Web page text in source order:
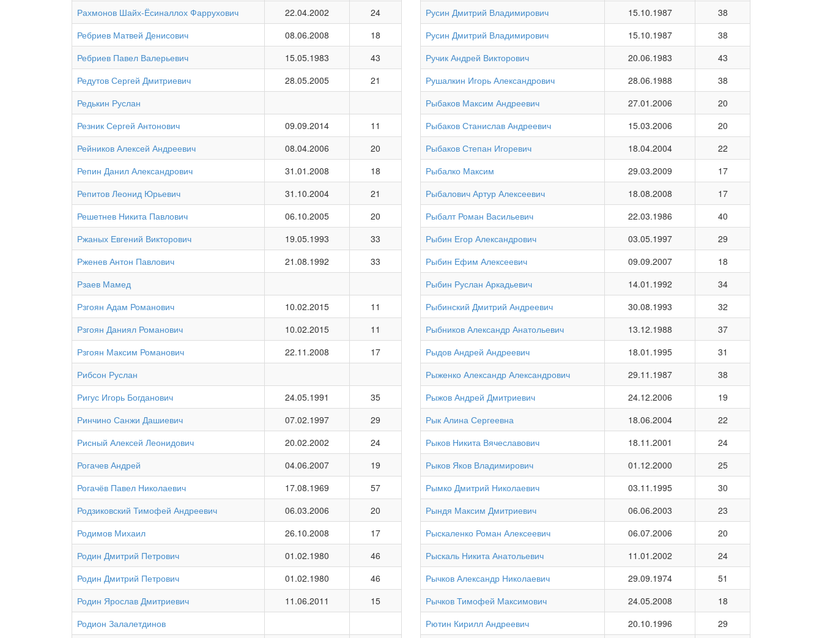
Рахмонов Шайх-Ёсиналлох Фаррухович
22.04.2002
24
Ребриев Матвей Денисович
08.06.2008
18
Ребриев Павел Валерьевич
15.05.1983
43
Редутов Сергей Дмитриевич
28.05.2005
21
Редькин Руслан
Резник Сергей Антонович
09.09.2014
11
Рейников Алексей Андреевич
08.04.2006
20
Репин Данил Александрович
31.01.2008
18
Репитов Леонид Юрьевич
31.10.2004
21
Решетнев Никита Павлович
06.10.2005
20
Ржаных Евгений Викторович
19.05.1993
33
Рженев Антон Павлович
21.08.1992
33
Рзаев Мамед
Рзгоян Адам Романович
10.02.2015
11
Рзгоян Даниял Романович
10.02.2015
11
Рзгоян Максим Романович
22.11.2008
17
Рибсон Руслан
Ригус Игорь Богданович
24.05.1991
35
Ринчино Санжи Дашиевич
07.02.1997
29
Рисный Алексей Леонидович
20.02.2002
24
Рогачев Андрей
04.06.2007
19
Рогачёв Павел Николаевич
17.08.1969
57
Родзиковский Тимофей Андреевич
06.03.2006
20
Родимов Михаил
26.10.2008
17
Родин Дмитрий Петрович
01.02.1980
46
Родин Дмитрий Петрович
01.02.1980
46
Родин Ярослав Дмитриевич
11.06.2011
15
Родион Залалетдинов
Русин Дмитрий Владимирович
15.10.1987
38
Русин Дмитрий Владимирович
15.10.1987
38
Ручик Андрей Викторович
20.06.1983
43
Рушалкин Игорь Александрович
28.06.1988
38
Рыбаков Максим Андреевич
27.01.2006
20
Рыбаков Станислав Андреевич
15.03.2006
20
Рыбаков Степан Игоревич
18.04.2004
22
Рыбалко Максим
29.03.2009
17
Рыбалович Артур Алексеевич
18.08.2008
17
Рыбалт Роман Васильевич
22.03.1986
40
Рыбин Егор Александрович
03.05.1997
29
Рыбин Ефим Алексеевич
09.09.2007
18
Рыбин Руслан Аркадьевич
14.01.1992
34
Рыбинский Дмитрий Андреевич
30.08.1993
32
Рыбников Александр Анатольевич
13.12.1988
37
Рыдов Андрей Андреевич
18.01.1995
31
Рыженко Александр Александрович
29.11.1987
38
Рыжов Андрей Дмитриевич
24.12.2006
19
Рык Алина Сергеевна
18.06.2004
22
Рыков Никита Вячеславович
18.11.2001
24
Рыков Яков Владимирович
01.12.2000
25
Рымко Дмитрий Николаевич
03.11.1995
30
Рындя Максим Дмитриевич
06.06.2003
23
Рыскаленко Роман Алексеевич
06.07.2006
20
Рыскаль Никита Анатольевич
11.01.2002
24
Рычков Александр Николаевич
29.09.1974
51
Рычков Тимофей Максимович
24.05.2008
18
Рютин Кирилл Андреевич
20.10.1996 29